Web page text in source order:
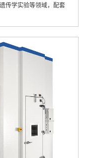
传学实验等领域，配套